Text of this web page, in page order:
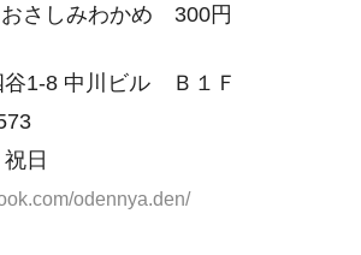
さしみわかめ 300円
谷1-8 中川ビル Ｂ１Ｆ
日
odennya.den/